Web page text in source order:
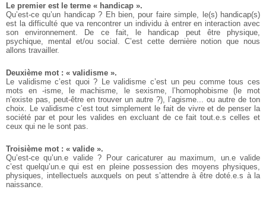
Le premier est le terme « handicap ».
Qu’est-ce qu’un handicap ? Eh bien, pour faire simple, le(s) handicap(s)
est la difficulté que va rencontrer un individu à entrer en interaction avec
son environnement. De ce fait, le handicap peut être physique,
psychique, mental et/ou social. C’est cette dernière notion que nous
allons travailler.
Deuxième mot : « validisme ».
Le validisme c’est quoi ? Le validisme c’est un peu comme tous ces
mots en -isme, le machisme, le sexisme, l’homophobisme (le mot
n’existe pas, peut-être en trouver un autre ?), l’agisme... ou autre de ton
choix. Le validisme c’est tout simplement le fait de vivre et de penser la
société par et pour les valides en excluant de ce fait tout.e.s celles et
ceux qui ne le sont pas.
Troisième mot : « valide ».
Qu’est-ce qu’un.e valide ? Pour caricaturer au maximum, un.e valide
c’est quelqu’un.e qui est en pleine possession des moyens physiques,
physiques, intellectuels auxquels on peut s’attendre à être doté.e.s à la
naissance.